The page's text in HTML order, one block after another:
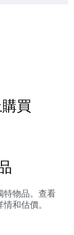
購買
特物品。查看
和估價。